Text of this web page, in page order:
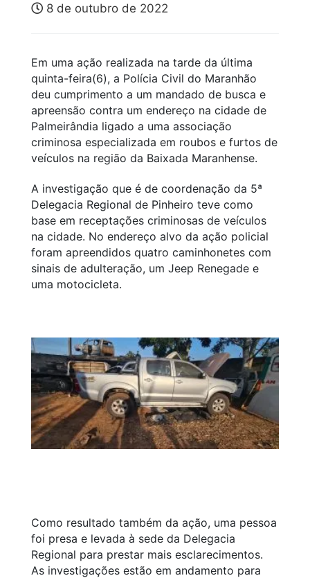
8 de outubro de 2022
Em uma ação realizada na tarde da última
quinta-feira(6), a Polícia Civil do Maranhão
deu cumprimento a um mandado de busca e
apreensão contra um endereço na cidade de
Palmeirândia ligado a uma associação
criminosa especializada em roubos e furtos de
veículos na região da Baixada Maranhense.
A investigação que é de coordenação da 5ª
Delegacia Regional de Pinheiro teve como
base em receptações criminosas de veículos
na cidade. No endereço alvo da ação policial
foram apreendidos quatro caminhonetes com
sinais de adulteração, um Jeep Renegade e
uma motocicleta.
Como resultado também da ação, uma pessoa
foi presa e levada à sede da Delegacia
Regional para prestar mais esclarecimentos.
As investigações estão em andamento para